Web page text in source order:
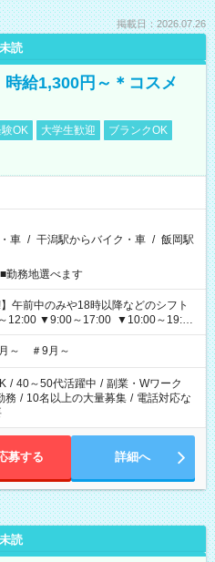
掲載日：2026.07.26
未読
時給1,300円～＊コスメ
OK 大学生歓迎
ブランクOK
車 / 干潟駅からバイク・車 / 飯岡駅
務地選べます
午前中のみや18時以降などのシフト
12:00 ▼9:00～17:00 ▼10:00～19:00
～ ＃9月～
/ 40～50代活躍中 / 副業・Wワーク
務 / 10名以上の大量募集 / 電話対応な
募する 詳細へ
未読